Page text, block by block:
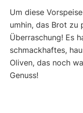
Um diese
umhin, das Brot zu
Überraschung! Es
schmackhaftes,
Oliven, das noch
Genuss!